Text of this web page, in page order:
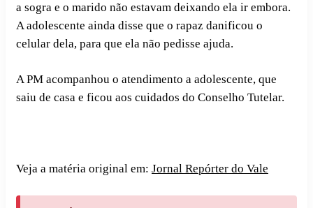
a sogra e o marido não estavam deixando ela ir embora.
A adolescente ainda disse que o rapaz danificou o
celular dela, para que ela não pedisse ajuda.
A PM acompanhou o atendimento a adolescente, que
saiu de casa e ficou aos cuidados do Conselho Tutelar.
Veja a matéria original em: Jornal Repórter do Vale